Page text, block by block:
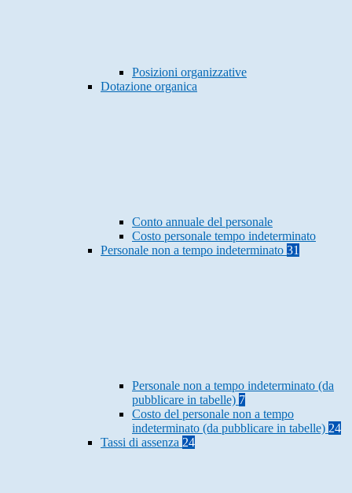
Posizioni organizzative
Dotazione organica
Conto annuale del personale
Costo personale tempo indeterminato
Personale non a tempo indeterminato 31
Personale non a tempo indeterminato (da
pubblicare in tabelle) 7
Costo del personale non a tempo
indeterminato (da pubblicare in tabelle) 24
Tassi di assenza 24